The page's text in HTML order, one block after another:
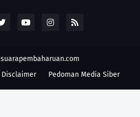
suarapembaharuan.com
Disclaimer Pedoman Media Siber